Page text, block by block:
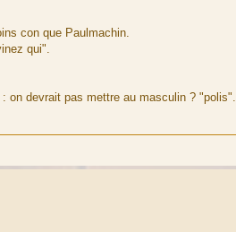
con que Paulmachin.
qui".
on devrait pas mettre au masculin ? "polis".